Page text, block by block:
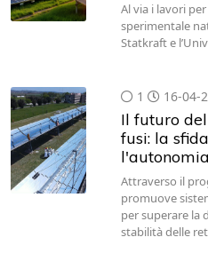
Al via i lavori
sperimentale
Statkraft e
1 16-04-
Il futuro
fusi: la
Attraverso il
promuove
per superare la
stabilità delle